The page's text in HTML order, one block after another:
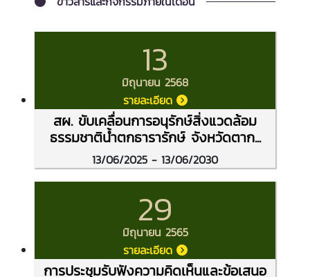
13
มิถุนายน 2568
รายละเอียด
สผ. ขับเคลื่อนการอนุรักษ์สิ่งแวดล้อม
ธรรมชาติน้ำตกธารารักษ์ จังหวัดตาก...
13/06/2025 - 13/06/2030
29
มิถุนายน 2565
รายละเอียด
การประชุมรับฟังความคิดเห็นและข้อเสนอ